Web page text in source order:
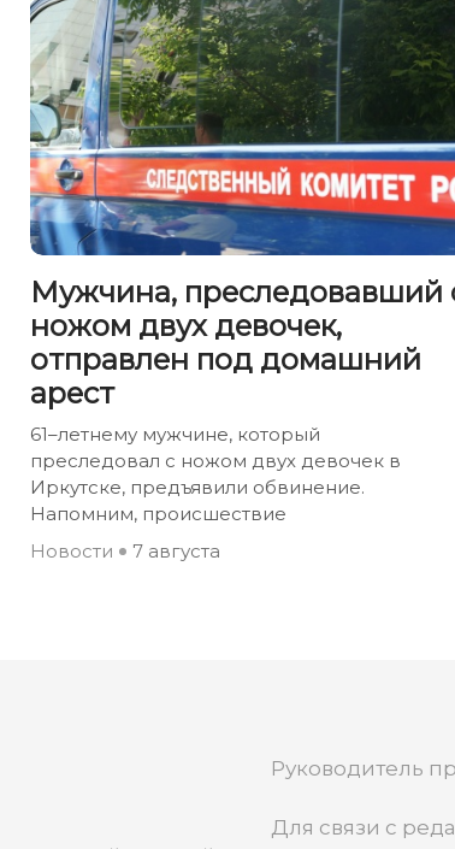
Мужчина, преследовавший
ножом двух девочек,
отправлен под домашний
арест
61–летнему мужчине, который
преследовал с ножом двух девочек в
Иркутске, предъявили обвинение.
Напомним, происшествие
Новости
7 августа
Руководитель
Для связи с